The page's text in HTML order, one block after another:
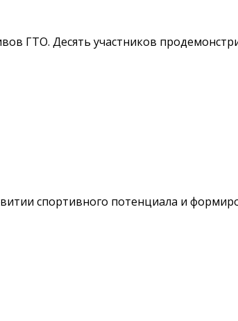
ГТО. Десять участников
спортивного потенциала и